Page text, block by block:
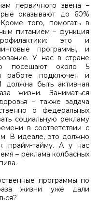
первичного звена –
оказывают до 60%
того, помогать в
питанием – функция
это и
программы, и
У нас в стране
посещают около 5
работе подключен и
должна быть активная
жизни. Заниматься
– также задача
о федеральных
социальную рекламу
в соответствии с
В идеале, это должно
прайм-тайму. А у нас
– реклама колбасных
программы по
жизни уже дали